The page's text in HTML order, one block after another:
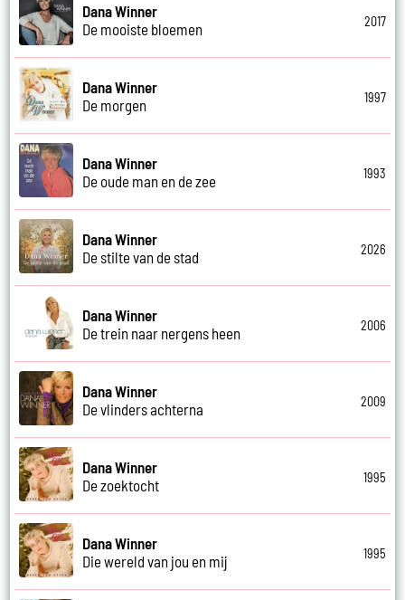
Dana Winner
De mooiste bloemen
2017
Dana Winner
De morgen
1997
Dana Winner
De oude man en de zee
1993
Dana Winner
De stilte van de stad
2026
Dana Winner
De trein naar nergens heen
2006
Dana Winner
De vlinders achterna
2009
Dana Winner
De zoektocht
1995
Dana Winner
Die wereld van jou en mij
1995